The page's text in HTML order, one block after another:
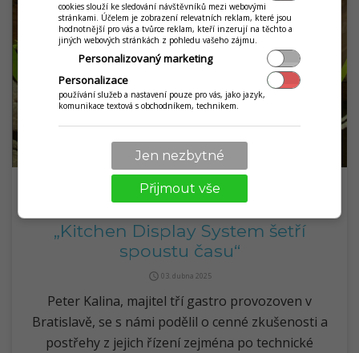
„Kitchen Display System šetří
spoustu času“
query_builder 03. dubna 2025
Peter Kalina, majitel tří gastro provozoven v
Bratislavě, se s námi podělil o cenné zkušenosti a
postřehy z jejich řízení zejména po technické
cookies slouží ke sledování návštěvníků mezi webovými
stránkami. Účelem je zobrazení relevatních reklam, které jsou
hodnotnější pro vás a tvůrce reklam, kteří inzerují na těchto a
jiných webových stránkách z pohledu vašeho zájmu.
Personalizovaný marketing
Personalizace
používání služeb a nastavení pouze pro vás, jako jazyk,
komunikace textová s obchodníkem, technikem.
Jen nezbytné
Přijmout vše